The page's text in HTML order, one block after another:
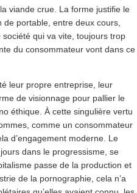
viande crue. La forme justifie le
portable, entre deux cours,
société qui va vite, toujours trop
du consommateur vont dans ce
leur propre entreprise, leur
de visionnage pour pallier le
éthique. À cette singulière vertu
comme un consommateur
d’engagement moderne. Le
dans le progressisme, se
passe de la production et
de la pornographie, cela n’a